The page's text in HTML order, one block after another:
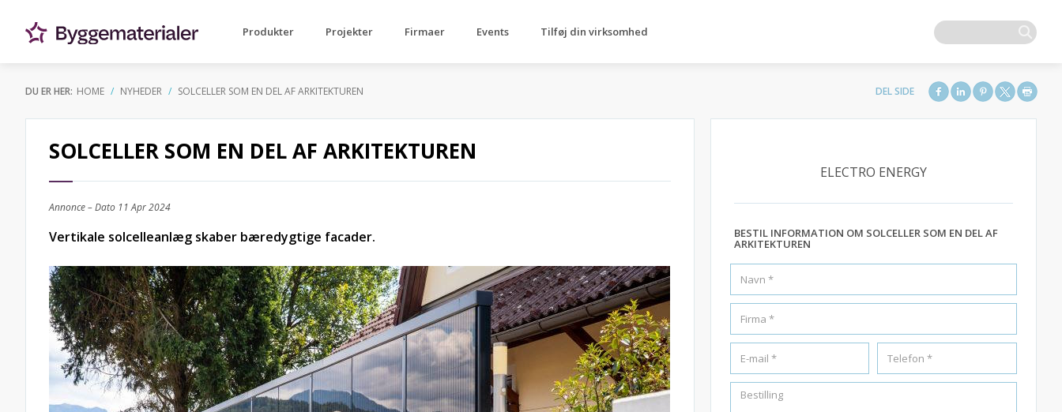
Produkter Projekter Firmaer Events Tilføj din virksomhed
DU ER HER: HOME NYHEDER SOLCELLER SOM EN DEL AF ARKITEKTUREN
SOLCELLER SOM EN DEL AF ARKITEKTUREN
Annonce – Dato 11 Apr 2024
Vertikale solcelleanlæg skaber bæredygtige facader.
ELECTRO ENERGY
BESTIL INFORMATION OM SOLCELLER SOM EN DEL AF
ARKITEKTUREN